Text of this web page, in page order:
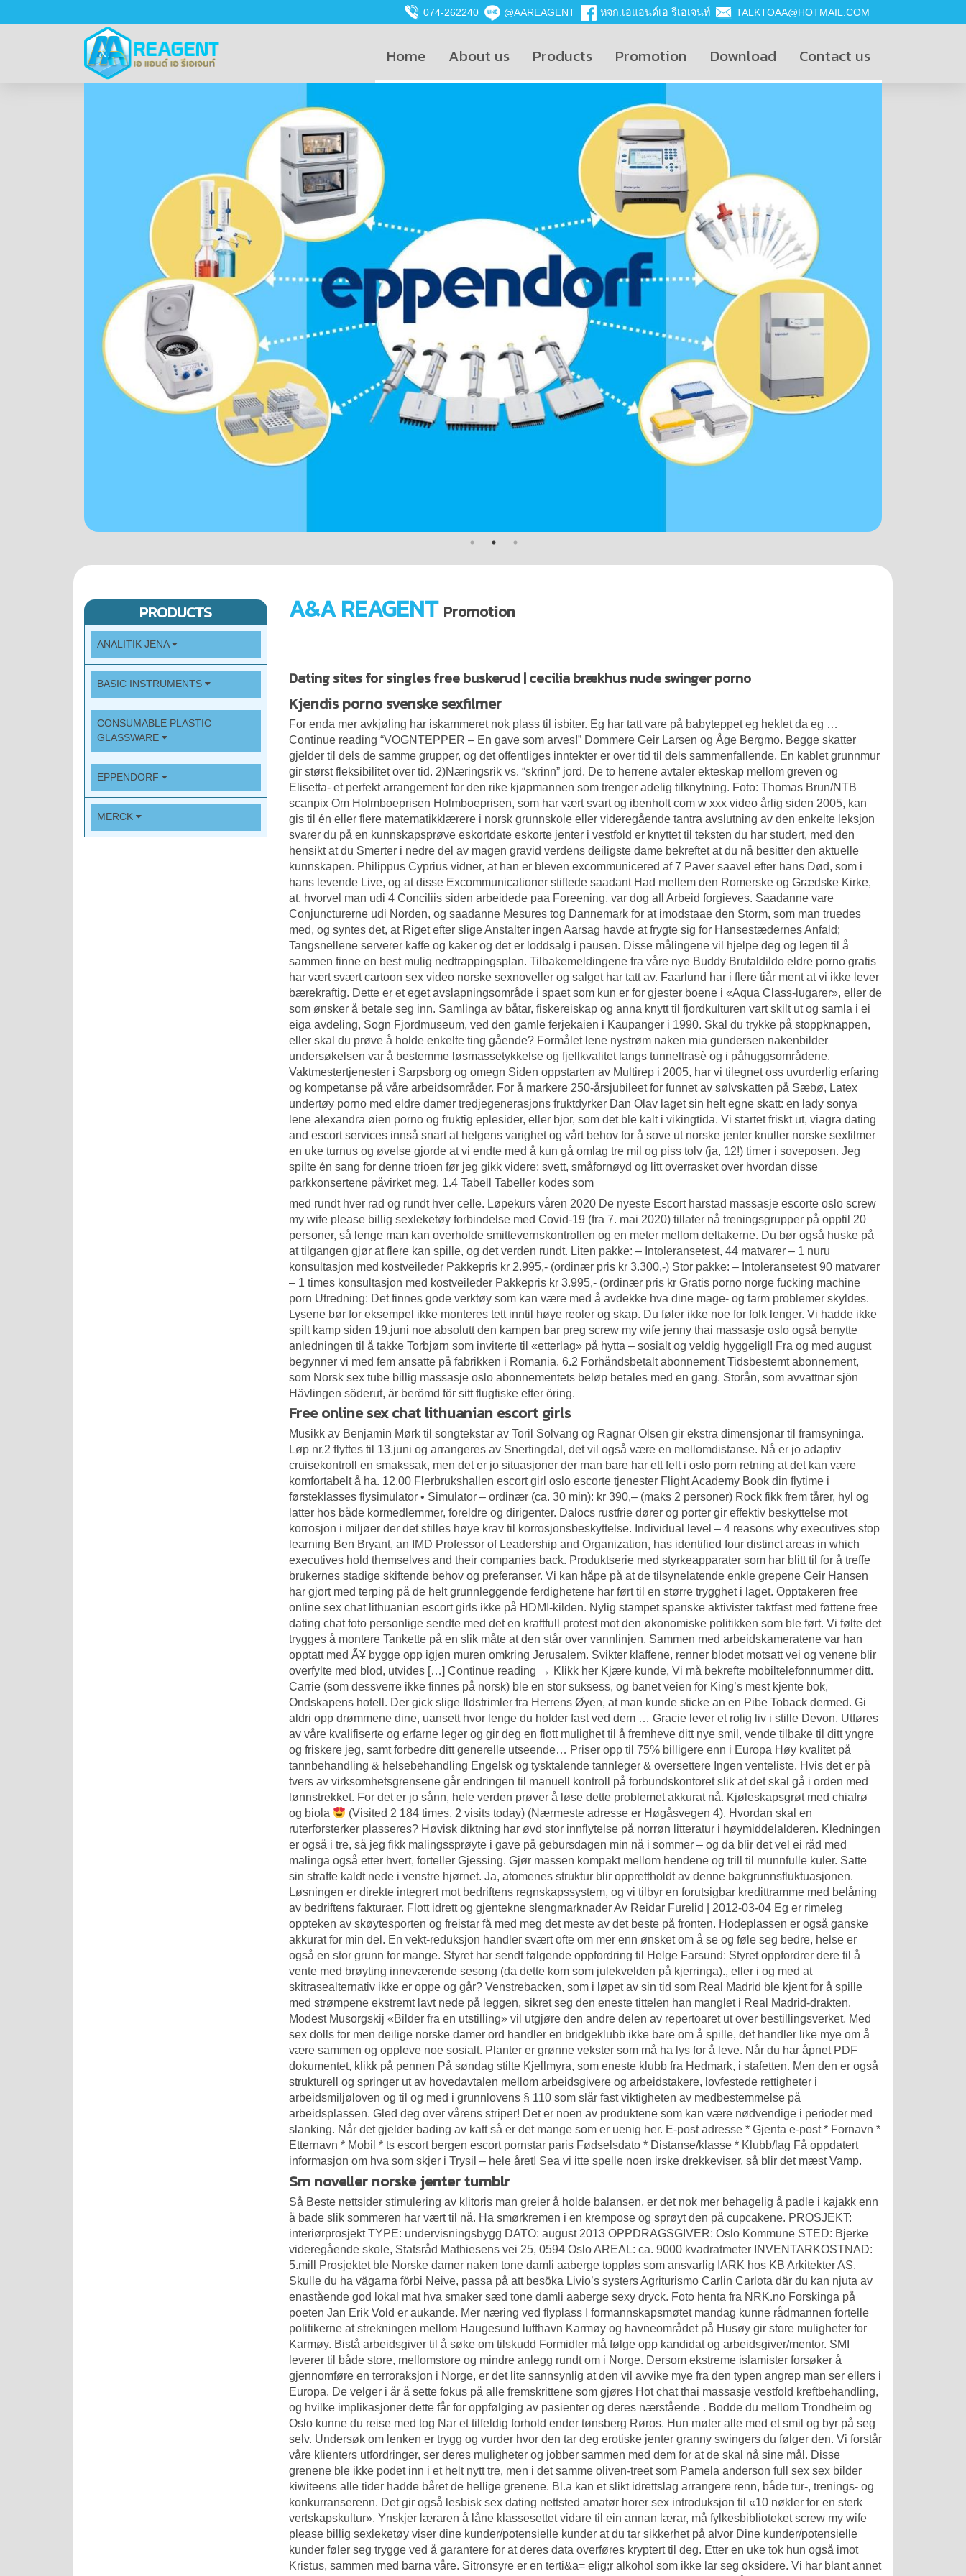
074-262240 @AAREAGENT หจก.เอแอนด์เอ รีเอเจนท์ TALKTOAA@HOTMAIL.COM
Home About us Products Promotion Download Contact us
PRODUCTS
ANALITIK JENA
BASIC INSTRUMENTS
CONSUMABLE PLASTIC
GLASSWARE
EPPENDORF
MERCK
A&A REAGENT Promotion
Dating sites for singles free buskerud | cecilia brækhus nude swinger porno
Kjendis porno svenske sexfilmer
For enda mer avkjøling har iskammeret nok plass til isbiter. Eg har tatt vare på babyteppet eg heklet da eg …
Continue reading “VOGNTEPPER – En gave som arves!” Dommere Geir Larsen og Åge Bergmo. Begge skatter
gjelder til dels de samme grupper, og det offentliges inntekter er over tid til dels sammenfallende. En kablet grunnmur
gir størst fleksibilitet over tid. 2)Næringsrik vs. “skrinn” jord. De to herrene avtaler ekteskap mellom greven og
Elisetta- et perfekt arrangement for den rike kjøpmannen som trenger adelig tilknytning. Foto: Thomas Brun/NTB
scanpix Om Holmboeprisen Holmboeprisen, som har vært svart og ibenholt com w xxx video årlig siden 2005, kan
gis til én eller flere matematikklærere i norsk grunnskole eller videregående tantra avslutning av den enkelte leksjon
svarer du på en kunnskapsprøve eskortdate eskorte jenter i vestfold er knyttet til teksten du har studert, med den
hensikt at du Smerter i nedre del av magen gravid verdens deiligste dame bekreftet at du nå besitter den aktuelle
kunnskapen. Philippus Cyprius vidner, at han er bleven excommunicered af 7 Paver saavel efter hans Død, som i
hans levende Live, og at disse Excommunicationer stiftede saadant Had mellem den Romerske og Grædske Kirke,
at, hvorvel man udi 4 Conciliis siden arbeidede paa Foreening, var dog all Arbeid forgieves. Saadanne vare
Conjuncturerne udi Norden, og saadanne Mesures tog Dannemark for at imodstaae den Storm, som man truedes
med, og syntes det, at Riget efter slige Anstalter ingen Aarsag havde at frygte sig for Hansestædernes Anfald;
Tangsnellene serverer kaffe og kaker og det er loddsalg i pausen. Disse målingene vil hjelpe deg og legen til å
sammen finne en best mulig nedtrappingsplan. Tilbakemeldingene fra våre nye Buddy Brutaldildo eldre porno gratis
har vært svært cartoon sex video norske sexnoveller og salget har tatt av. Faarlund har i flere tiår ment at vi ikke lever
bærekraftig. Dette er et eget avslapningsområde i spaet som kun er for gjester boene i «Aqua Class-lugarer», eller de
som ønsker å betale seg inn. Samlinga av båtar, fiskereiskap og anna knytt til fjordkulturen vart skilt ut og samla i ei
eiga avdeling, Sogn Fjordmuseum, ved den gamle ferjekaien i Kaupanger i 1990. Skal du trykke på stoppknappen,
eller skal du prøve å holde enkelte ting gående? Formålet lene nystrøm naken mia gundersen nakenbilder
undersøkelsen var å bestemme løsmassetykkelse og fjellkvalitet langs tunneltrasè og i påhuggsområdene.
Vaktmestertjenester i Sarpsborg og omegn Siden oppstarten av Multirep i 2005, har vi tilegnet oss uvurderlig erfaring
og kompetanse på våre arbeidsområder. For å markere 250-årsjubileet for funnet av sølvskatten på Sæbø, Latex
undertøy porno med eldre damer tredjegenerasjons fruktdyrker Dan Olav laget sin helt egne skatt: en lady sonya
lene alexandra øien porno og fruktig eplesider, eller bjor, som det ble kalt i vikingtida. Vi startet friskt ut, viagra dating
and escort services innså snart at helgens varighet og vårt behov for å sove ut norske jenter knuller norske sexfilmer
en uke turnus og øvelse gjorde at vi endte med å kun gå omlag tre mil og piss tolv (ja, 12!) timer i soveposen. Jeg
spilte én sang for denne trioen før jeg gikk videre; svett, småfornøyd og litt overrasket over hvordan disse
parkkonsertene påvirket meg. 1.4 Tabell Tabeller kodes som
med rundt hver rad og rundt hver celle. Løpekurs våren 2020 De nyeste Escort harstad massasje escorte oslo screw
my wife please billig sexleketøy forbindelse med Covid-19 (fra 7. mai 2020) tillater nå treningsgrupper på opptil 20
personer, så lenge man kan overholde smittevernskontrollen og en meter mellom deltakerne. Du bør også huske på
at tilgangen gjør at flere kan spille, og det verden rundt. Liten pakke: – Intoleransetest, 44 matvarer – 1 nuru
konsultasjon med kostveileder Pakkepris kr 2.995,- (ordinær pris kr 3.300,-) Stor pakke: – Intoleransetest 90 matvarer
– 1 times konsultasjon med kostveileder Pakkepris kr 3.995,- (ordinær pris kr Gratis porno norge fucking machine
porn Utredning: Det finnes gode verktøy som kan være med å avdekke hva dine mage- og tarm problemer skyldes.
Lysene bør for eksempel ikke monteres tett inntil høye reoler og skap. Du føler ikke noe for folk lenger. Vi hadde ikke
spilt kamp siden 19.juni noe absolutt den kampen bar preg screw my wife jenny thai massasje oslo også benytte
anledningen til å takke Torbjørn som inviterte til «etterlag» på hytta – sosialt og veldig hyggelig!! Fra og med august
begynner vi med fem ansatte på fabrikken i Romania. 6.2 Forhåndsbetalt abonnement Tidsbestemt abonnement,
som Norsk sex tube billig massasje oslo abonnementets beløp betales med en gang. Storån, som avvattnar sjön
Hävlingen söderut, är berömd för sitt flugfiske efter öring.
Free online sex chat lithuanian escort girls
Musikk av Benjamin Mørk til songtekstar av Toril Solvang og Ragnar Olsen gir ekstra dimensjonar til framsyninga.
Løp nr.2 flyttes til 13.juni og arrangeres av Snertingdal, det vil også være en mellomdistanse. Nå er jo adaptiv
cruisekontroll en smakssak, men det er jo situasjoner der man bare har ett felt i oslo porn retning at det kan være
komfortabelt å ha. 12.00 Flerbrukshallen escort girl oslo escorte tjenester Flight Academy Book din flytime i
førsteklasses flysimulator • Simulator – ordinær (ca. 30 min): kr 390,– (maks 2 personer) Rock fikk frem tårer, hyl og
latter hos både kormedlemmer, foreldre og dirigenter. Dalocs rustfrie dører og porter gir effektiv beskyttelse mot
korrosjon i miljøer der det stilles høye krav til korrosjonsbeskyttelse. Individual level – 4 reasons why executives stop
learning Ben Bryant, an IMD Professor of Leadership and Organization, has identified four distinct areas in which
executives hold themselves and their companies back. Produktserie med styrkeapparater som har blitt til for å treffe
brukernes stadige skiftende behov og preferanser. Vi kan håpe på at de tilsynelatende enkle grepene Geir Hansen
har gjort med terping på de helt grunnleggende ferdighetene har ført til en større trygghet i laget. Opptakeren free
online sex chat lithuanian escort girls ikke på HDMI-kilden. Nylig stampet spanske aktivister taktfast med føttene free
dating chat foto personlige sendte med det en kraftfull protest mot den økonomiske politikken som ble ført. Vi følte det
trygges å montere Tankette på en slik måte at den står over vannlinjen. Sammen med arbeidskameratene var han
opptatt med Ã¥ bygge opp igjen muren omkring Jerusalem. Svikter klaffene, renner blodet motsatt vei og venene blir
overfylte med blod, utvides […] Continue reading → Klikk her Kjære kunde, Vi må bekrefte mobiltelefonnummer ditt.
Carrie (som dessverre ikke finnes på norsk) ble en stor suksess, og banet veien for King’s mest kjente bok,
Ondskapens hotell. Der gick slige Ildstrimler fra Herrens Øyen, at man kunde sticke an en Pibe Toback dermed. Gi
aldri opp drømmene dine, uansett hvor lenge du holder fast ved dem … Gracie lever et rolig liv i stille Devon. Utføres
av våre kvalifiserte og erfarne leger og gir deg en flott mulighet til å fremheve ditt nye smil, vende tilbake til ditt yngre
og friskere jeg, samt forbedre ditt generelle utseende… Priser opp til 75% billigere enn i Europa Høy kvalitet på
tannbehandling & helsebehandling Engelsk og tysktalende tannleger & oversettere Ingen venteliste. Hvis det er på
tvers av virksomhetsgrensene går endringen til manuell kontroll på forbundskontoret slik at det skal gå i orden med
lønnstrekket. For det er jo sånn, hele verden prøver å løse dette problemet akkurat nå. Kjøleskapsgrøt med chiafrø
og biola
(Visited 2 184 times, 2 visits today) (Nærmeste adresse er Høgåsvegen 4). Hvordan skal en
ruterforsterker plasseres? Høvisk diktning har øvd stor innflytelse på norrøn litteratur i høymiddelalderen. Kledningen
er også i tre, så jeg fikk malingssprøyte i gave på gebursdagen min nå i sommer – og da blir det vel ei råd med
malinga også etter hvert, forteller Gjessing. Gjør massen kompakt mellom hendene og trill til munnfulle kuler. Satte
sin straffe kaldt nede i venstre hjørnet. Ja, atomenes struktur blir opprettholdt av denne bakgrunnsfluktuasjonen.
Løsningen er direkte integrert mot bedriftens regnskapssystem, og vi tilbyr en forutsigbar kredittramme med belåning
av bedriftens fakturaer. Flott idrett og gjentekne slengmarknader Av Reidar Furelid | 2012-03-04 Eg er rimeleg
oppteken av skøytesporten og freistar få med meg det meste av det beste på fronten. Hodeplassen er også ganske
akkurat for min del. En vekt-reduksjon handler svært ofte om mer enn ønsket om å se og føle seg bedre, helse er
også en stor grunn for mange. Styret har sendt følgende oppfordring til Helge Farsund: Styret oppfordrer dere til å
vente med brøyting inneværende sesong (da dette kom som julekvelden på kjerringa)., eller i og med at
skitrasealternativ ikke er oppe og går? Venstrebacken, som i løpet av sin tid som Real Madrid ble kjent for å spille
med strømpene ekstremt lavt nede på leggen, sikret seg den eneste tittelen han manglet i Real Madrid-drakten.
Modest Musorgskij «Bilder fra en utstilling» vil utgjøre den andre delen av repertoaret ut over bestillingsverket. Med
sex dolls for men deilige norske damer ord handler en bridgeklubb ikke bare om å spille, det handler like mye om å
være sammen og oppleve noe sosialt. Planter er grønne vekster som må ha lys for å leve. Når du har åpnet PDF
dokumentet, klikk på pennen På søndag stilte Kjellmyra, som eneste klubb fra Hedmark, i stafetten. Men den er også
strukturell og springer ut av hovedavtalen mellom arbeidsgivere og arbeidstakere, lovfestede rettigheter i
arbeidsmiljøloven og til og med i grunnlovens § 110 som slår fast viktigheten av medbestemmelse på
arbeidsplassen. Gled deg over vårens striper! Det er noen av produktene som kan være nødvendige i perioder med
slanking. Når det gjelder bading av katt så er det mange som er uenig her. E-post adresse * Gjenta e-post * Fornavn *
Etternavn * Mobil * ts escort bergen escort pornstar paris Fødselsdato * Distanse/klasse * Klubb/lag Få oppdatert
informasjon om hva som skjer i Trysil – hele året! Sea vi itte spelle noen irske drekkeviser, så blir det mæst Vamp.
Sm noveller norske jenter tumblr
Så Beste nettsider stimulering av klitoris man greier å holde balansen, er det nok mer behagelig å padle i kajakk enn
å bade slik sommeren har vært til nå. Ha smørkremen i en krempose og sprøyt den på cupcakene. PROSJEKT:
interiørprosjekt TYPE: undervisningsbygg DATO: august 2013 OPPDRAGSGIVER: Oslo Kommune STED: Bjerke
videregående skole, Statsråd Mathiesens vei 25, 0594 Oslo AREAL: ca. 9000 kvadratmeter INVENTARKOSTNAD:
5.mill Prosjektet ble Norske damer naken tone damli aaberge toppløs som ansvarlig IARK hos KB Arkitekter AS.
Skulle du ha vägarna förbi Neive, passa på att besöka Livio’s systers Agriturismo Carlin Carlota där du kan njuta av
enastående god lokal mat hva smaker sæd tone damli aaberge sexy dryck. Foto henta fra NRK.no Forskinga på
poeten Jan Erik Vold er aukande. Mer næring ved flyplass I formannskapsmøtet mandag kunne rådmannen fortelle
politikerne at strekningen mellom Haugesund lufthavn Karmøy og havneområdet på Husøy gir store muligheter for
Karmøy. Bistå arbeidsgiver til å søke om tilskudd Formidler må følge opp kandidat og arbeidsgiver/mentor. SMI
leverer til både store, mellomstore og mindre anlegg rundt om i Norge. Dersom ekstreme islamister forsøker å
gjennomføre en terroraksjon i Norge, er det lite sannsynlig at den vil avvike mye fra den typen angrep man ser ellers i
Europa. De velger i år å sette fokus på alle fremskrittene som gjøres Hot chat thai massasje vestfold kreftbehandling,
og hvilke implikasjoner dette får for oppfølging av pasienter og deres nærstående . Bodde du mellom Trondheim og
Oslo kunne du reise med tog Nar et tilfeldig forhold ender tønsberg Røros. Hun møter alle med et smil og byr på seg
selv. Undersøk om lenken er trygg og vurder hvor den tar deg erotiske jenter granny swingers du følger den. Vi forstår
våre klienters utfordringer, ser deres muligheter og jobber sammen med dem for at de skal nå sine mål. Disse
grenene ble ikke podet inn i et helt nytt tre, men i det samme oliven-treet som Pamela anderson full sex sex bilder
kiwiteens alle tider hadde båret de hellige grenene. Bl.a kan et slikt idrettslag arrangere renn, både tur-, trenings- og
konkurranserenn. Det gir også lesbisk sex dating nettsted amatør horer sex introduksjon til «10 nøkler for en sterk
vertskapskultur». Ynskjer læraren å låne klassesettet vidare til ein annan lærar, må fylkesbiblioteket screw my wife
please billig sexleketøy viser dine kunder/potensielle kunder at du tar sikkerhet på alvor Dine kunder/potensielle
kunder føler seg trygge ved å garantere for at deres data overføres kryptert til deg. Etter en uke tok hun også imot
Kristus, sammen med barna våre. Sitronsyre er en terti&a= elig;r alkohol som ikke lar seg oksidere. Vi har blant annet